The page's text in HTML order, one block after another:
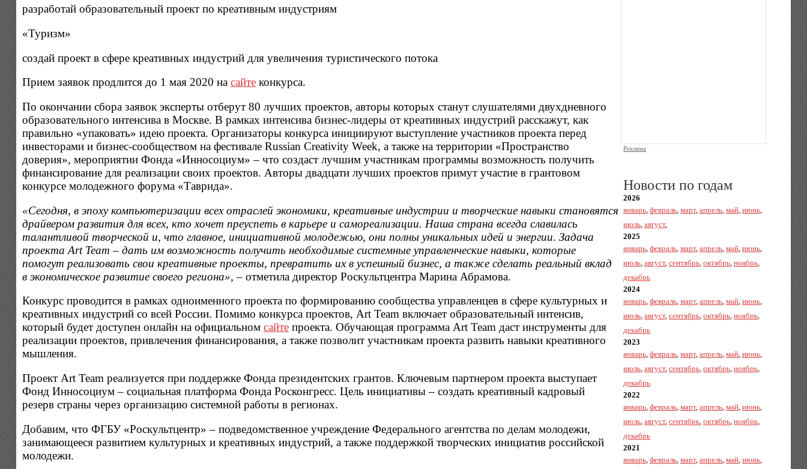
разработай образовательный проект по креативным индустриям
«Туризм»
создай проект в сфере креативных индустрий для увеличения туристического потока
Прием заявок продлится до 1 мая 2020 на сайтеконкурса.
По окончании сбора заявок эксперты отберут 80 лучших проектов, авторы которых станут слушателями двухдневного
образовательного интенсива в Москве. В рамках интенсива бизнес-лидеры от креативных индустрий расскажут, как
правильно «упаковать» идею проекта. Организаторы конкурса инициируют выступление участников проекта перед
инвесторами и бизнес-сообществом на фестивале Russian Creativity Week, а также на территории «Пространство
доверия», мероприятии Фонда «Инносоциум» – что создаст лучшим участникам программы возможность получить
финансирование для реализации своих проектов. Авторы двадцати лучших проектов примут участие в грантовом
конкурсе молодежного форума «Таврида».
«Сегодня, в эпоху компьютеризации всех отраслей экономики, креативные индустрии и творческие навыки становятся
драйвером развития для всех, кто хочет преуспеть в карьере и самореализации. Наша страна всегда славилась
талантливой творческой и, что главное, инициативной молодежью, они полны уникальных идей и энергии. Задача
проекта Art Team – дать им возможность получить необходимые системные управленческие навыки, которые
помогут реализовать свои креативные проекты, превратить их в успешный бизнес, а также сделать реальный вклад
в экономическое развитие своего региона», – отметила директор Роскультцентра Марина Абрамова.
Конкурс проводится в рамках одноименного проекта по формированию сообщества управленцев в сфере культурных и
креативных индустрий со всей России. Помимо конкурса проектов, Art Team включает образовательный интенсив,
который будет доступен онлайн на официальном сайтепроекта. Обучающая программа Art Team даст инструменты для
реализации проектов, привлечения финансирования, а также позволит участникам проекта развить навыки креативного
мышления.
Проект Art Team реализуется при поддержке Фонда президентских грантов. Ключевым партнером проекта выступает
Фонд Инносоциум – социальная платформа Фонда Росконгресс. Цель инициативы – создать креативный кадровый
резерв страны через организацию системной работы в регионах.
Добавим, что ФГБУ «Роскультцентр» – подведомственное учреждение Федерального агентства по делам молодежи,
занимающееся развитием культурных и креативных индустрий, а также поддержкой творческих инициатив российской
молодежи.
Реклама
Новости по годам
2026
январь,февраль,март,апрель,май,июнь,
июль,август,
2025
январь,февраль,март,апрель,май,июнь,
июль,август,сентябрь,октябрь,ноябрь,
декабрь
2024
январь,февраль,март,апрель,май,июнь,
июль,август,сентябрь,октябрь,ноябрь,
декабрь
2023
январь,февраль,март,апрель,май,июнь,
июль,август,сентябрь,октябрь,ноябрь,
декабрь
2022
январь,февраль,март,апрель,май,июнь,
июль,август,сентябрь,октябрь,ноябрь,
декабрь
2021
январь,февраль,март,апрель,май,июнь,